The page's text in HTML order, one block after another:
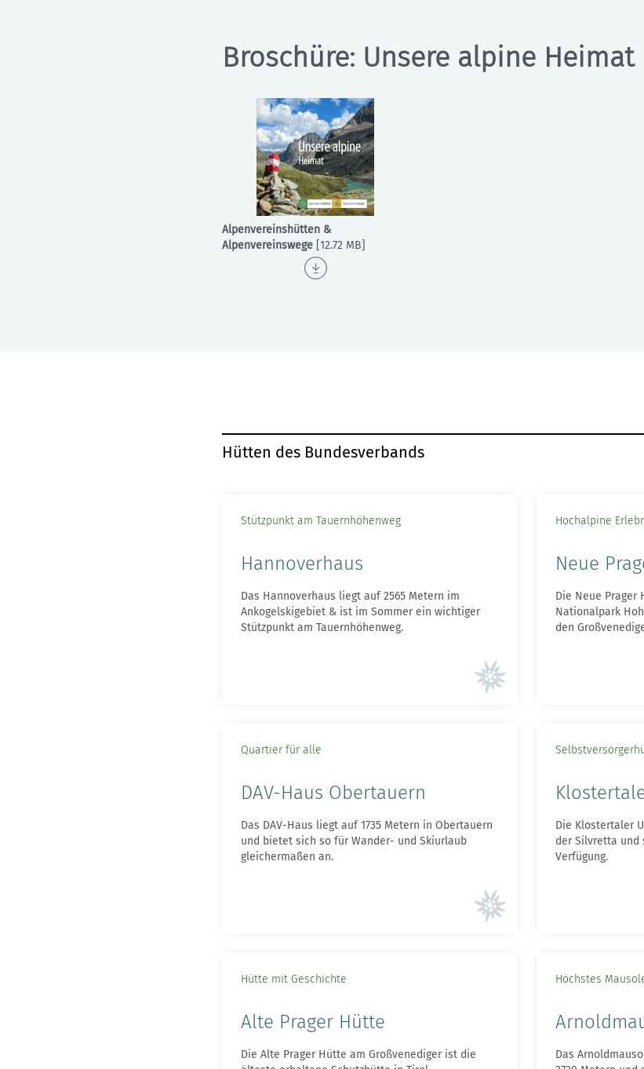
Broschüre: Unsere alpine Heimat
Alpenvereinshütten &
Alpenvereinswege [12.72 MB]
Hütten des Bundesverbands
Stützpunkt am Tauernhöhenweg
Hannoverhaus
Das Hannoverhaus liegt auf 2565 Metern im
Ankogelskigebiet & ist im Sommer ein wichtiger
Stützpunkt am Tauernhöhenweg.
Hochalpine
Neue
Die Neue Prager
Nationalpark
den
Quartier für alle
DAV-Haus Obertauern
Das DAV-Haus liegt auf 1735 Metern in Obertauern
und bietet sich so für Wander- und Skiurlaub
gleichermaßen an.
Die Klostertaler
der Silvretta und
Verfügung.
Hütte mit Geschichte
Alte Prager Hütte
Die Alte Prager Hütte am Großvenediger ist die
Höchstes
Das